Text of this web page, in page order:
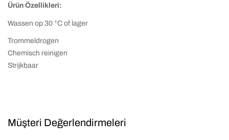
Ürün Özellikleri:
Wassen op 30 °C of lager
Trommeldrogen
Chemisch reinigen
Strijkbaar
Müşteri Değerlendirmeleri